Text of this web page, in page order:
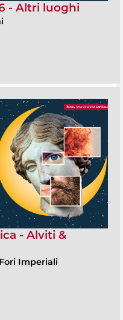
- Altri luoghi
- Alviti &
Imperiali